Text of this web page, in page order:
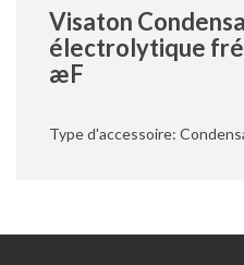
Visaton
électrolytique
æF
Type d'accessoire: